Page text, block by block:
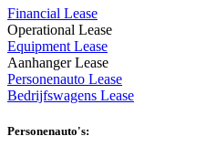
Financial Lease
Operational Lease
Equipment Lease
Aanhanger Lease
Personenauto Lease
Bedrijfswagens Lease
Personenauto's: